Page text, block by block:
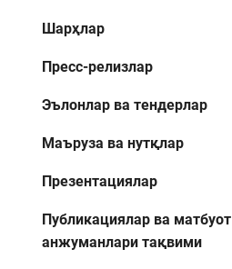
Шарҳлар
Пресс-релизлар
Эълонлар ва тендерлар
Маъруза ва нутқлар
Презентациялар
Публикациялар ва матбуот
анжуманлари тақвими